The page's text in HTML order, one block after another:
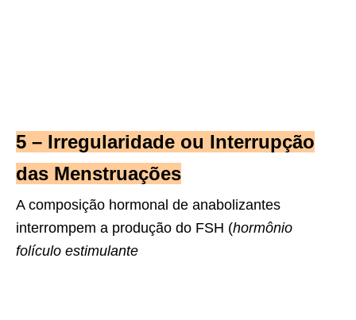
5 – Irregularidade ou Interrupção
das Menstruações
A composição hormonal de anabolizantes
interrompem a produção do FSH (hormônio
folículo estimulante